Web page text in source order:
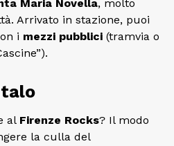
Maria Novella, molto
Arrivato in stazione, puoi
i mezzi pubblici (tramvia o
al Firenze Rocks? Il modo
la culla del